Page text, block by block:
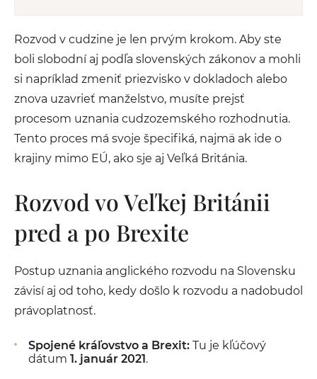
Rozvod v cudzine je len prvým krokom. Aby ste
boli slobodní aj podľa slovenských zákonov a mohli
si napríklad zmeniť priezvisko v dokladoch alebo
znova uzavrieť manželstvo, musíte prejsť
procesom uznania cudzozemského rozhodnutia.
Tento proces má svoje špecifiká, najmä ak ide o
krajiny mimo EÚ, ako sje aj Veľká Británia.
Rozvod vo Veľkej Británii
pred a po Brexite
Postup uznania anglického rozvodu na Slovensku
závisí aj od toho, kedy došlo k rozvodu a nadobudol
právoplatnosť.
Spojené kráľovstvo a Brexit: Tu je kľúčový
dátum 1. január 2021.